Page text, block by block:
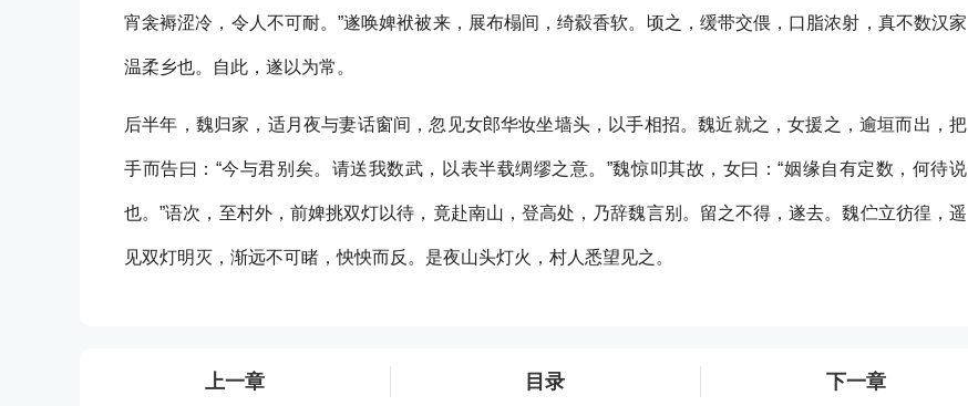
宵衾褥涩冷，令人不可耐。”遂唤婢袱被来，展布榻间，绮縠香软。顷之，缓带交偎，口脂浓射，真不数汉家
温柔乡也。自此，遂以为常。
后半年，魏归家，适月夜与妻话窗间，忽见女郎华妆坐墙头，以手相招。魏近就之，女援之，逾垣而出，把
手而告曰：“今与君别矣。请送我数武，以表半载绸缪之意。”魏惊叩其故，女曰：“姻缘自有定数，何待说
也。”语次，至村外，前婢挑双灯以待，竟赴南山，登高处，乃辞魏言别。留之不得，遂去。魏伫立彷徨，遥
见双灯明灭，渐远不可睹，怏怏而反。是夜山头灯火，村人悉望见之。
上一章 目录 下一章